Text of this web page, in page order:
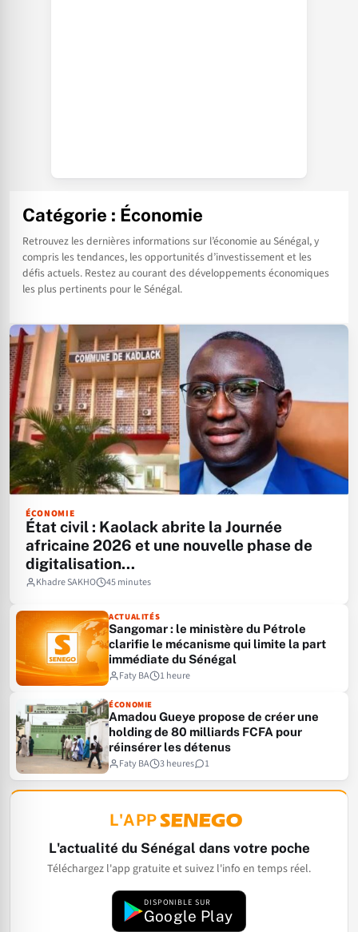
Catégorie : Économie
Retrouvez les dernières informations sur l’économie au Sénégal, y
compris les tendances, les opportunités d’investissement et les
défis actuels. Restez au courant des développements économiques
les plus pertinents pour le Sénégal.
ÉCONOMIE
État civil : Kaolack abrite la Journée
africaine 2026 et une nouvelle phase de
digitalisation…
Khadre SAKHO 45 minutes
ACTUALITÉS
Sangomar : le ministère du Pétrole
clarifie le mécanisme qui limite la part
immédiate du Sénégal
Faty BA
1 heure
ÉCONOMIE
Amadou Gueye propose de créer une
holding de 80 milliards FCFA pour
réinsérer les détenus
Faty BA
3 heures 1
L'APP
L'actualité du Sénégal dans votre poche
Téléchargez l'app gratuite et suivez l'info en temps réel.
DISPONIBLE SUR
Google Play